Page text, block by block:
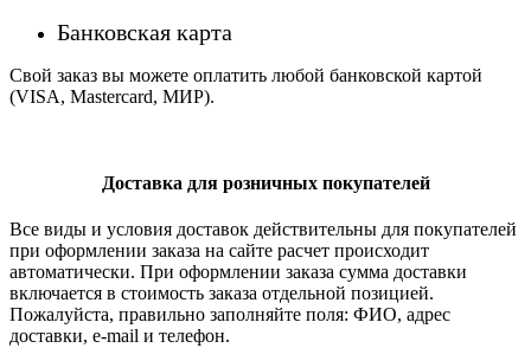
Банковская карта
Свой заказ вы можете оплатить любой банковской картой
(VISA, Mastercard, МИР).
Доставка для розничных покупателей
Все виды и условия доставок действительны для покупателей
при оформлении заказа на сайте расчет происходит
автоматически. При оформлении заказа сумма доставки
включается в стоимость заказа отдельной позицией.
Пожалуйста, правильно заполняйте поля: ФИО, адрес
доставки, e-mail и телефон.